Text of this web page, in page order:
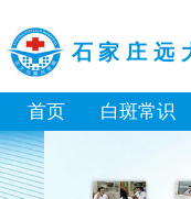
石家庄远
首页 白斑常识